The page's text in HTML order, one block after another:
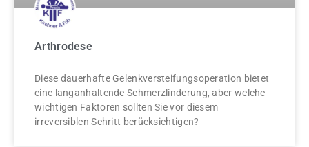
Arthrodese
Diese dauerhafte Gelenkversteifungsoperation bietet
eine langanhaltende Schmerzlinderung, aber welche
wichtigen Faktoren sollten Sie vor diesem
irreversiblen Schritt berücksichtigen?